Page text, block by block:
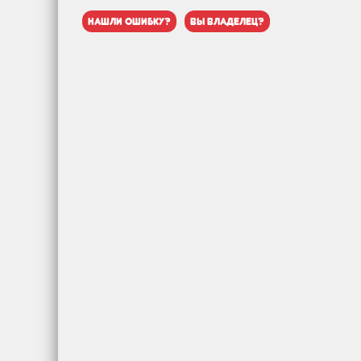
нашли ошибку? вы владелец?